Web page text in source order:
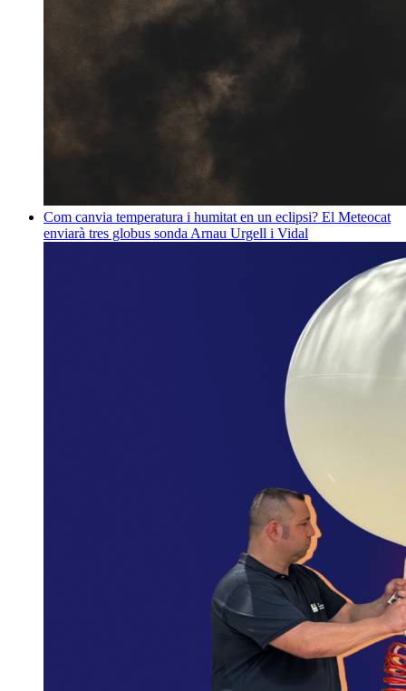
Com canvia temperatura i humitat en un eclipsi? El Meteocat
enviarà tres globus sonda Arnau Urgell i Vidal